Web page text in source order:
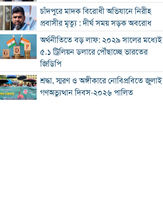
চাঁদপুরে মাদক বিরোধী অভিযানে নিরীহ
প্রবাসীর মৃত্যু : দীর্ঘ সময় সড়ক অবরোধ
অর্থনীতিতে বড় লাফ: ২০২৯ সালের মধ্যেই
৫.১ ট্রিলিয়ন ডলারে পৌঁছাচ্ছে ভারতের
জিডিপি
শ্রদ্ধা, স্মরণ ও অঙ্গীকারে নোবিপ্রবিতে জুলাই
গণঅভ্যুত্থান দিবস-২০২৬ পালিত